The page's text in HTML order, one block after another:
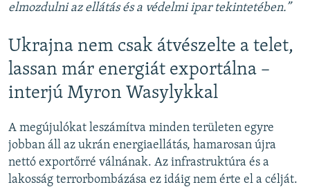
elmozdulni az ellátás és a védelmi ipar tekintetében.”
Ukrajna nem csak átvészelte a telet,
lassan már energiát exportálna –
interjú Myron Wasylykkal
A megújulókat leszámítva minden területen egyre
jobban áll az ukrán energiaellátás, hamarosan újra
nettó exportőrré válnának. Az infrastruktúra és a
lakosság terrorbombázása ez idáig nem érte el a célját.